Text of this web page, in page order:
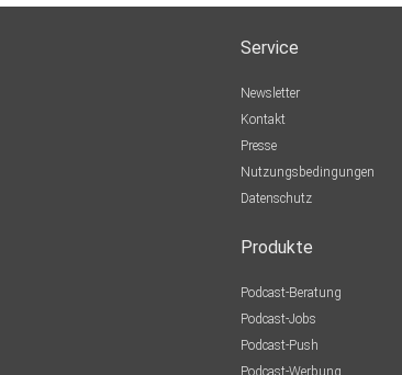
Service
Newsletter
Kontakt
Presse
Nutzungsbedingungen
Datenschutz
Produkte
Podcast-Beratung
Podcast-Jobs
Podcast-Push
Podcast-Werbung